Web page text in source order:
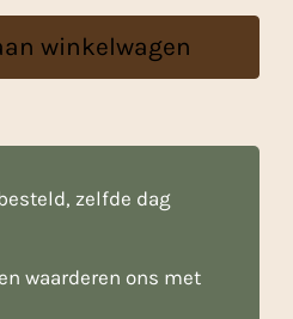
winkelwagen
zelfde dag
waarderen ons met